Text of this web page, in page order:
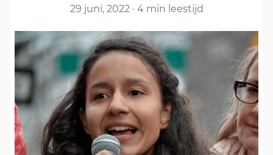
29 juni, 2022 · 4 min leestijd